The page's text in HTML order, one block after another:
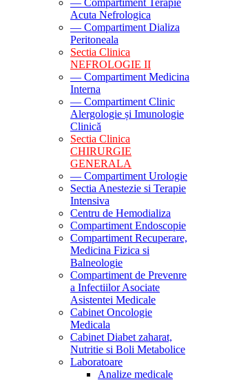
— Compartiment Terapie
Acuta Nefrologica
— Compartiment Dializa
Peritoneala
Sectia Clinica
NEFROLOGIE II
— Compartiment Medicina
Interna
— Compartiment Clinic
Alergologie și Imunologie
Clinică
Sectia Clinica
CHIRURGIE
GENERALA
— Compartiment Urologie
Sectia Anestezie si Terapie
Intensiva
Centru de Hemodializa
Compartiment Endoscopie
Compartiment Recuperare,
Medicina Fizica si
Balneologie
Compartiment de Prevenre
a Infectiilor Asociate
Asistentei Medicale
Cabinet Oncologie
Medicala
Cabinet Diabet zaharat,
Nutritie si Boli Metabolice
Laboratoare
Analize medicale